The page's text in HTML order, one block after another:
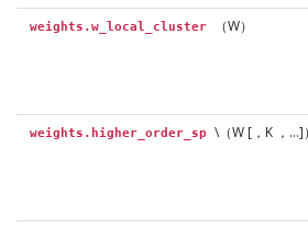
weights.w_local_cluster （W）
weights.higher_order_sp \（W [，K ，…]）